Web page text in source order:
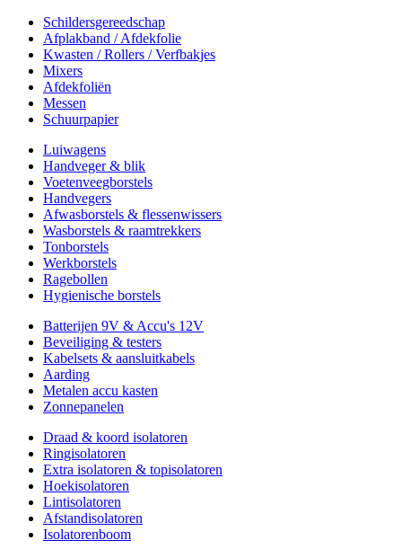
Schildersgereedschap
Afplakband / Afdekfolie
Kwasten / Rollers / Verfbakjes
Mixers
Afdekfoliën
Messen
Schuurpapier
Luiwagens
Handveger & blik
Voetenveegborstels
Handvegers
Afwasborstels & flessenwissers
Wasborstels & raamtrekkers
Tonborstels
Werkborstels
Ragebollen
Hygienische borstels
Batterijen 9V & Accu's 12V
Beveiliging & testers
Kabelsets & aansluitkabels
Aarding
Metalen accu kasten
Zonnepanelen
Draad & koord isolatoren
Ringisolatoren
Extra isolatoren & topisolatoren
Hoekisolatoren
Lintisolatoren
Afstandisolatoren
Isolatorenboom